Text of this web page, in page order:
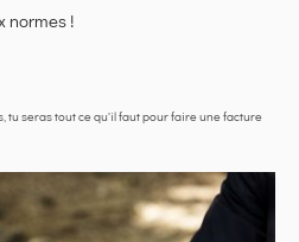
normes !
tu seras tout ce qu'il faut pour faire une facture